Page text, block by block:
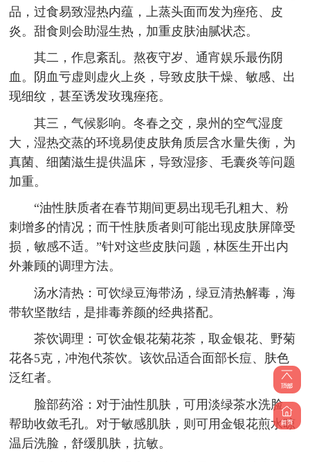
品，过食易致湿热内蕴，上蒸头面而发为痤疮、皮
炎。甜食则会助湿生热，加重皮肤油腻状态。
其二，作息紊乱。熬夜守岁、通宵娱乐最伤阴
血。阴血亏虚则虚火上炎，导致皮肤干燥、敏感、出
现细纹，甚至诱发玫瑰痤疮。
其三，气候影响。冬春之交，泉州的空气湿度
大，湿热交蒸的环境易使皮肤角质层含水量失衡，为
真菌、细菌滋生提供温床，导致湿疹、毛囊炎等问题
加重。
“油性肤质者在春节期间更易出现毛孔粗大、粉
刺增多的情况；而干性肤质者则可能出现皮肤屏障受
损，敏感不适。”针对这些皮肤问题，林医生开出内
外兼顾的调理方法。
汤水清热：可饮绿豆海带汤，绿豆清热解毒，海
带软坚散结，是排毒养颜的经典搭配。
茶饮调理：可饮金银花菊花茶，取金银花、野菊
花各5克，冲泡代茶饮。该饮品适合面部长痘、肤色
泛红者。
脸部药浴：对于油性肌肤，可用淡绿茶水洗脸，
帮助收敛毛孔。对于敏感肌肤，则可用金银花煎水晾
温后洗脸，舒缓肌肤，抗敏。